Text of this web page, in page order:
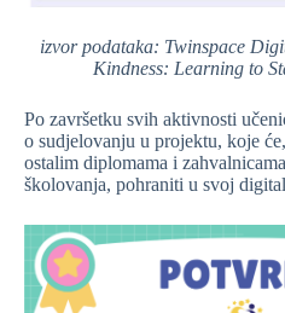
izvor podataka: Twinspace
Kindness: Learning to
Po završetku svih aktivnosti
o sudjelovanju u projektu, koje
ostalim diplomama i
školovanja, pohraniti u svoj